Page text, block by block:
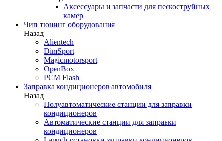
Аксессуары и запчасти для пескоструйных
камер
Чип тюнинг оборудования
Назад
Alientech
DimSport
Magicmotorsport
OpenBox
PCM Flash
Заправка кондиционеров автомобиля
Назад
Полуавтоматические станции для заправки
кондиционеров
Автоматические станции для заправки
кондиционеров